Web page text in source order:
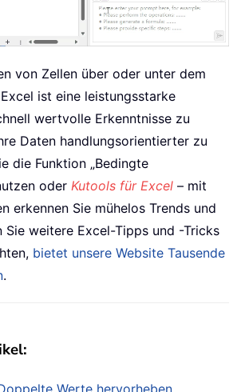
von Zellen über oder unter dem
ist eine leistungsstarke
wertvolle Erkenntnisse zu
Daten handlungsorientierter zu
die Funktion „Bedingte
oder Kutools für Excel – mit
erkennen Sie mühelos Trends und
Sie weitere Excel-Tipps und -Tricks
bietet unsere Website Tausende
.